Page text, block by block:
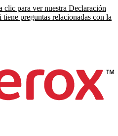
clic para ver nuestra Declaración
preguntas relacionadas con la